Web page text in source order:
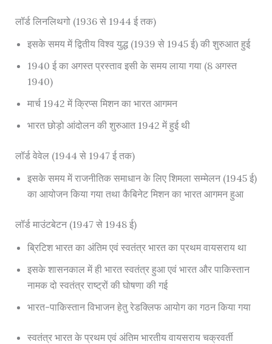
लॉर्ड लिनलिथगो (1936 से 1944 ई तक)
इसके समय में द्वितीय विश्व युद्ध (1939 से 1945 ई) की शुरुआत हुई
1940 ई का अगस्त प्रस्ताव इसी के समय लाया गया (8 अगस्त
1940)
मार्च 1942 में क्रिप्स मिशन का भारत आगमन
भारत छोड़ो आंदोलन की शुरुआत 1942 में हुई थी
लॉर्ड वेवेल (1944 से 1947 ई तक)
इसके समय में राजनीतिक समाधान के लिए शिमला सम्मेलन (1945 ई)
का आयोजन किया गया तथा कैबिनेट मिशन का भारत आगमन हुआ
लॉर्ड माउंटबेटन (1947 से 1948 ई)
ब्रिटिश भारत का अंतिम एवं स्वतंत्र भारत का प्रथम वायसराय था
इसके शासनकाल में ही भारत स्वतंत्र हुआ एवं भारत और पाकिस्तान
नामक दो स्वतंत्र राष्ट्रों की घोषणा की गई
भारत-पाकिस्तान विभाजन हेतु रेडक्लिफ आयोग का गठन किया गया
स्वतंत्र भारत के प्रथम एवं अंतिम भारतीय वायसराय चक्रवर्ती